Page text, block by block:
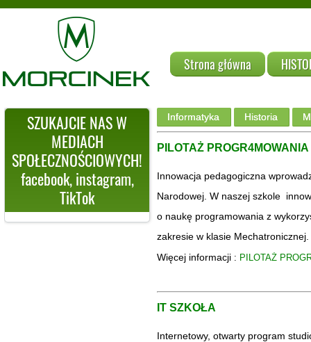
Strona główna
SZUKAJCIE NAS W
MEDIACH
SPOŁECZNOŚCIOWYCH!
facebook, instagram,
TikTok
Informatyka Historia
PILOTAŻ PROGR4MOWANIA
Innowacja pedagogiczna
Narodowej. W naszej szkole
o naukę programowania z
zakresie w klasie Mechatronicznej.
Więcej informacji : PILOTAŻ
IT SZKOŁA
Internetowy, otwarty program